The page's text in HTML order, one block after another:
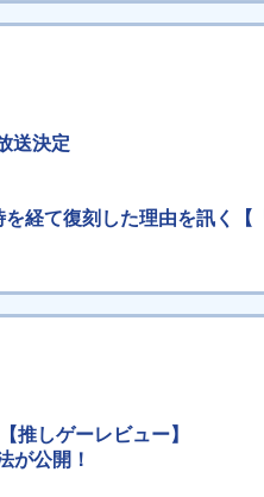
送決定
経て復刻した理由を訊く【
推しゲーレビュー】
が公開！